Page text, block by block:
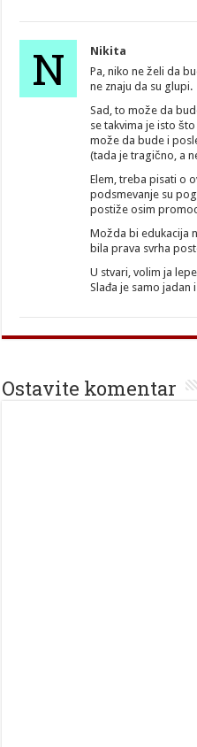
N Nikita
Pa, niko ne želi da
ne znaju da su glupi.
Sad, to može da
se takvima je isto
može da bude i
(tada je tragično, a
Elem, treba pisati o
podsmevanje su
postiže osim
Možda bi edukacija
bila prava svrha
U stvari, volim ja
Slađa je samo jadan
Ostavite komentar